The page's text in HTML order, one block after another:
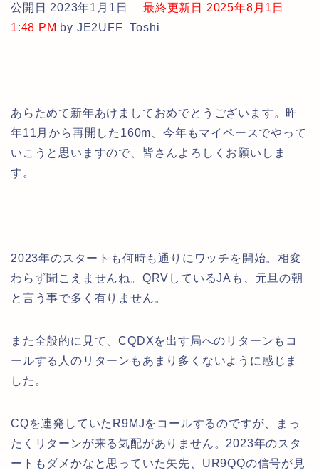
公開日 2023年1月1日
最終更新日 2025年8月1日
1:48 PM by JE2UFF_Toshi
あらためて新年あけましておめでとうございます。昨
年11月から再開した160m、今年もマイペースでやって
いこうと思いますので、皆さんよろしくお願いしま
す。
2023年のスタートも何時も通りにワッチを開始。相変
わらず聞こえませんね。QRVしているJAも、元旦の朝
と言う事で多く有りません。
また全般的に見て、CQDXを出す局へのリターンもコ
ールする人のリターンもあまり多くないように感じま
した。
CQを連発していたR9MJをコールするのですが、まっ
たくリターンが来る気配がありません。2023年のスタ
ートもダメかなと思っていた矢先、UR9QQの信号が見